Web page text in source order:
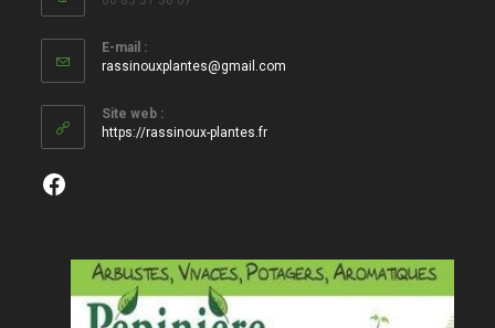
E-mail :
rassinouxplantes@gmail.com
Site web :
https://rassinoux-plantes.fr
Facebook